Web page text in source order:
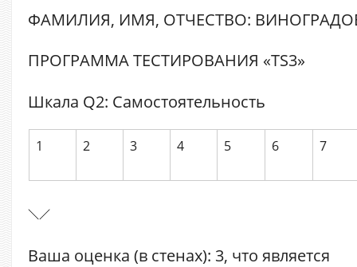
ФАМИЛИЯ, ИМЯ, ОТЧЕСТВО:
ПРОГРАММА ТЕСТИРОВАНИЯ «TS3»
Шкала Q2: Самостоятельность
1 2 3 4 5 6 7
Ваша оценка (в стенах): 3, что является